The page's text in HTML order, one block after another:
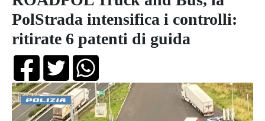
PolStrada intensifica i controlli:
ritirate 6 patenti di guida